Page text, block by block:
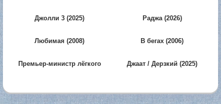
Джолли 3 (2025) Раджа (2026)
Любимая (2008) В бегах (2006)
Премьер-министр лёгкого
Джаат / Дерзкий (2025)